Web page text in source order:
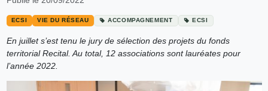
ECSI VIE DU RÉSEAU ACCOMPAGNEMENT ECSI
En juillet s’est tenu le jury de sélection des projets du fonds
territorial Recital. Au total, 12 associations sont lauréates pour
l’année 2022.